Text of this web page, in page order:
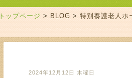
トップページ > BLOG > 特別養護老人ホ
2024年12月12日 木曜日